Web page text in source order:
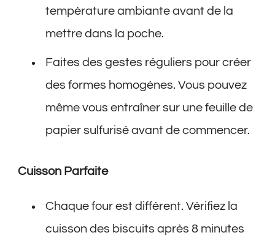
température ambiante avant de la
mettre dans la poche.
Faites des gestes réguliers pour créer
des formes homogènes. Vous pouvez
même vous entraîner sur une feuille de
papier sulfurisé avant de commencer.
Cuisson Parfaite
Chaque four est différent. Vérifiez la
cuisson des biscuits après 8 minutes